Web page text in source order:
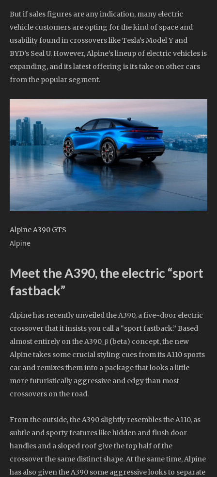
But if sales figures are any indication, many electric
vehicle customers are opting for the kind of space and
usability found in crossovers like Tesla’s Model Y and
BYD’s Seal U. However, Alpine’s lineup of electric vehicles is
expanding, and its latest offering is its take on other cars
from the popular segment.
Alpine A390 GTS
Alpine
Meet the A390, the electric “sport
fastback”
Alpine has recently unveiled the A390, a five-door electric
crossover that it insists you call a “sport fastback.” Based
almost entirely on the A390_β (beta) concept, the new
Alpine takes some crucial styling cues from its A110 sports
car and remixes them into a package that looks a little
more futuristically aggressive and edgy than most
crossovers on the road.
From the outside, the A390 slightly resembles the A110, as
subtle and sporty features like hidden and flush door
handles and a sloped roof give the top half of the
crossover the same distinct shape. At the same time, Alpine
has also given the A390 some aggressive looks to separate